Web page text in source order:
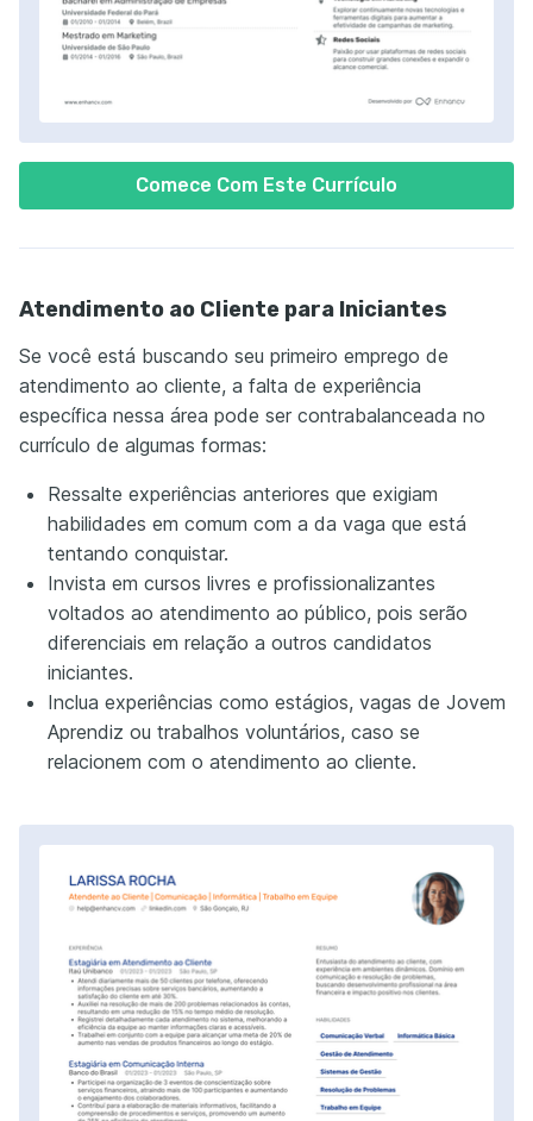
Comece Com Este Currículo
Atendimento ao Cliente para Iniciantes
Se você está buscando seu primeiro emprego de
atendimento ao cliente, a falta de experiência
específica nessa área pode ser contrabalanceada no
currículo de algumas formas:
Ressalte experiências anteriores que exigiam
habilidades em comum com a da vaga que está
tentando conquistar.
Invista em cursos livres e profissionalizantes
voltados ao atendimento ao público, pois serão
diferenciais em relação a outros candidatos
iniciantes.
Inclua experiências como estágios, vagas de Jovem
Aprendiz ou trabalhos voluntários, caso se
relacionem com o atendimento ao cliente.